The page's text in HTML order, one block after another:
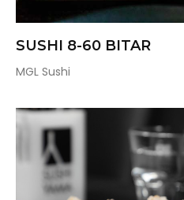
SUSHI 8-60 BITAR
MGL Sushi